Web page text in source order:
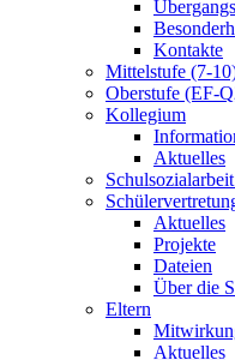
Kontakte
Mittelstufe (7-
Oberstufe (EF-
Kollegium
Aktuelles
Aktuelles
Projekte
Dateien
Über die
Eltern
Aktuelles